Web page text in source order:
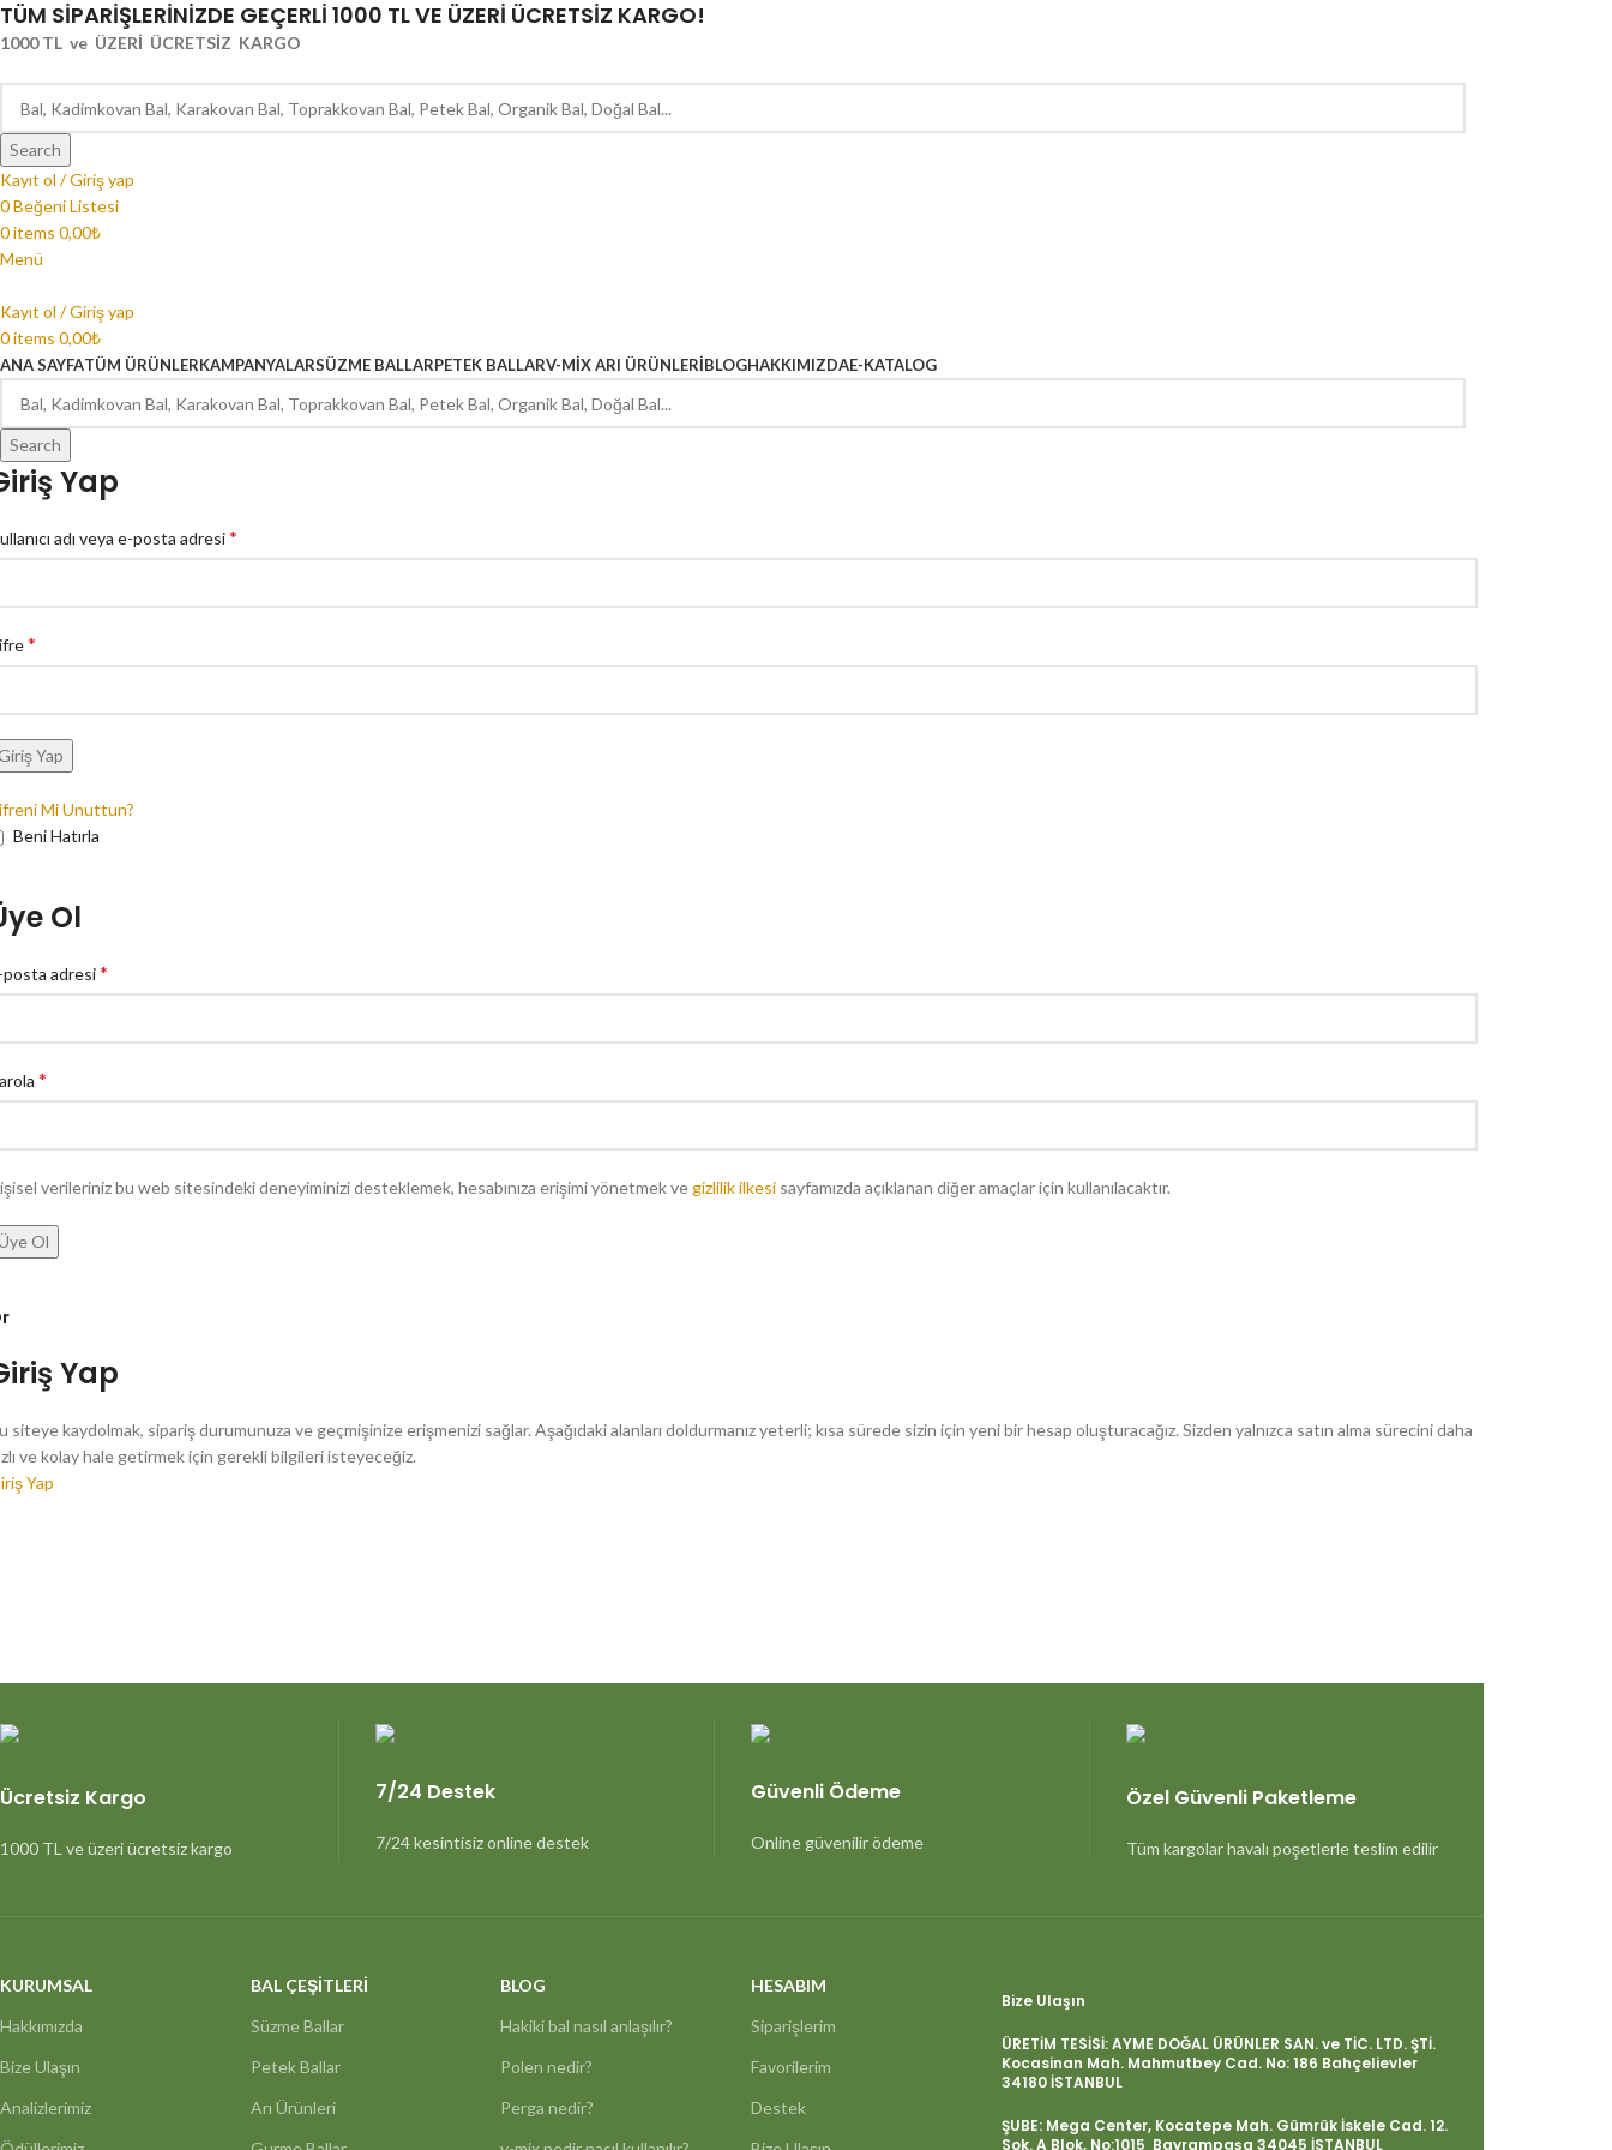
TÜM SİPARİŞLERİNİZDE GEÇERLİ 1000 TL VE ÜZERİ ÜCRETSİZ KARGO!
1000 TL ve ÜZERİ ÜCRETSİZ KARGO
Search
Kayıt ol / Giriş yap
0Beğeni Listesi
0items 0,00₺
Menü
Kayıt ol / Giriş yap
0items 0,00₺
ANA SAYFATÜM ÜRÜNLERKAMPANYALARSÜZME BALLARPETEK BALLARV-MIX ARI ÜRÜNLERIBLOGHAKKIMIZDAE-KATALOG
Search
Yap
adı veya e-posta adresi*
*
Yap
Mi Unuttun?
Beni Hatırla
Ol
posta adresi*
*
verileriniz bu web sitesindeki deneyiminizi desteklemek, hesabınıza erişimi yönetmek vegizlilik ilkesi sayfamızda açıklanan diğer amaçlar için kullanılacaktır.
Ol
Yap
siteye kaydolmak, sipariş durumunuza ve geçmişinize erişmenizi sağlar. Aşağıdaki alanları doldurmanız yeterli; kısa sürede sizin için yeni bir hesap oluşturacağız. Sizden yalnızca satın alma sürecini daha
ve kolay hale getirmek için gerekli bilgileri isteyeceğiz.
Yap
Ücretsiz Kargo
1000 TL ve üzeri ücretsiz kargo
7/24 Destek
7/24 kesintisiz online destek
Güvenli Ödeme
Online güvenilir ödeme
Özel Güvenli Paketleme
Tüm kargolar havalı poşetlerle teslim edilir
KURUMSAL
Hakkımızda
Bize Ulaşın
Analizlerimiz
BAL ÇEŞİTLERİ
Süzme Ballar
Petek Ballar
Arı Ürünleri
BLOG
Hakiki bal nasıl anlaşılır?
Polen nedir?
Perga nedir?
HESABIM
Siparişlerim
Favorilerim
Destek
Bize Ulaşın
ÜRETİM TESİSİ: AYME DOĞAL ÜRÜNLER SAN. ve TİC. LTD. ŞTİ.
Kocasinan Mah. Mahmutbey Cad. No: 186 Bahçelievler
34180 İSTANBUL
ŞUBE: Mega Center, Kocatepe Mah. Gümrük İskele Cad. 12.
Sok. A Blok, No:1015 Bayrampaşa 34045 İSTANBUL